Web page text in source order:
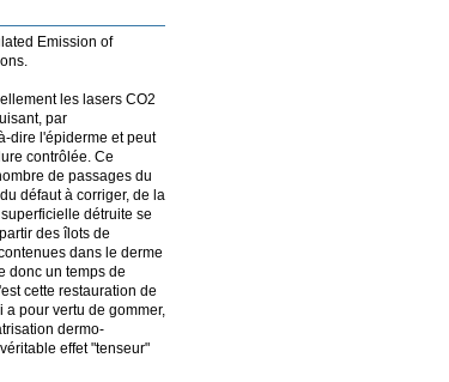
Emission of
les lasers CO2
par
dire l'épiderme et peut
contrôlée. Ce
de passages du
défaut à corriger, de la
détruite se
des îlots de
dans le derme
donc un temps de
cette restauration de
a pour vertu de gommer,
dermo-
effet "tenseur"